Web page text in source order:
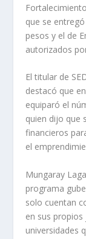
que se
pesos y el de
autorizados
El titular de
destacó que
equiparó el
quien dijo que
financieros
el
Mungaray
programa
solo cuentan
en sus
universidades